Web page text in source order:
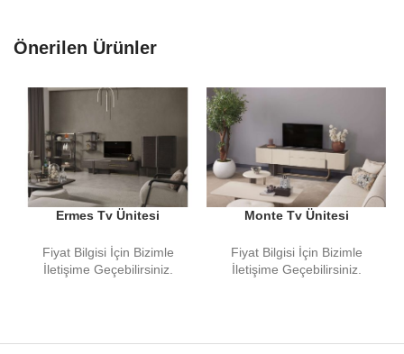
Önerilen Ürünler
Ermes Tv Ünitesi
Fiyat Bilgisi İçin Bizimle
İletişime Geçebilirsiniz.
Monte Tv Ünitesi
Fiyat Bilgisi İçin Bizimle
İletişime Geçebilirsiniz.